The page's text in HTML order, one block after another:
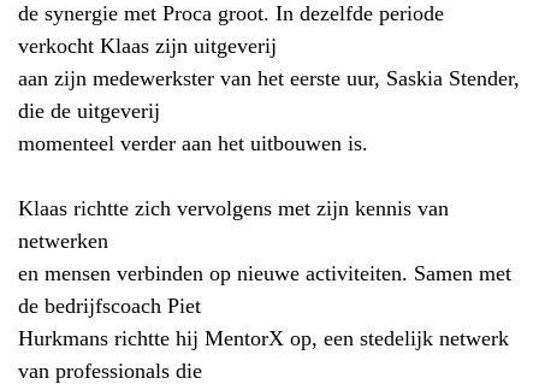
de synergie met Proca groot. In dezelfde periode
verkocht Klaas zijn uitgeverij
aan zijn medewerkster van het eerste uur, Saskia Stender,
die de uitgeverij
momenteel verder aan het uitbouwen is.
Klaas richtte zich vervolgens met zijn kennis van
netwerken
en mensen verbinden op nieuwe activiteiten. Samen met
de bedrijfscoach Piet
Hurkmans richtte hij MentorX op, een stedelijk netwerk
van professionals die